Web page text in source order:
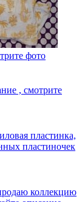
фото
, смотрите
пластинка,
пластиночек
коллекцию